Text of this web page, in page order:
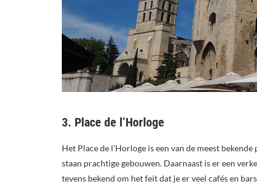
3. Place de l’Horloge
Het Place de l’Horloge is een van de meest
staan prachtige gebouwen. Daarnaast is er een
tevens bekend om het feit dat je er veel cafés en